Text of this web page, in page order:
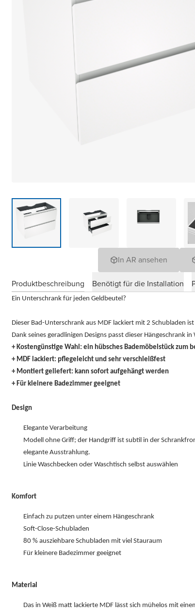
In AR ansehen
Produktbeschreibung Benötigt für die Installation
Ein Unterschrank für jeden Geldbeutel?
Dieser Bad-Unterschrank aus MDF lackiert mit 2 Schubladen
Dank seines geradlinigen Designs passt dieser Hängeschrank
+ Kostengünstige Wahl: ein hübsches Bademöbelstück zum
+ MDF lackiert: pflegeleicht und sehr verschleißfest
+ Montiert geliefert: kann sofort aufgehängt werden
+ Für kleinere Badezimmer geeignet
Design
Elegante Verarbeitung
Modell ohne Griff; der Handgriff ist subtil in der
elegante Ausstrahlung.
Linie Waschbecken oder Waschtisch selbst auswählen
Komfort
Einfach zu putzen unter einem Hängeschrank
Soft-Close-Schubladen
80 % ausziehbare Schubladen mit viel Stauraum
Für kleinere Badezimmer geeignet
Material
Das in Weiß matt lackierte MDF lässt sich mühelos mit